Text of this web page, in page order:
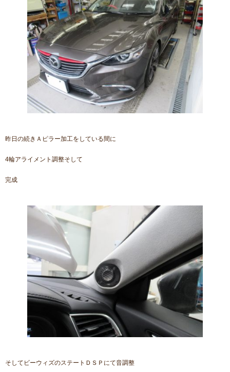
昨日の続きＡピラー加工をしている間に
4輪アライメント調整そして
完成
そしてビーウィズのステートＤＳＰにて音調整